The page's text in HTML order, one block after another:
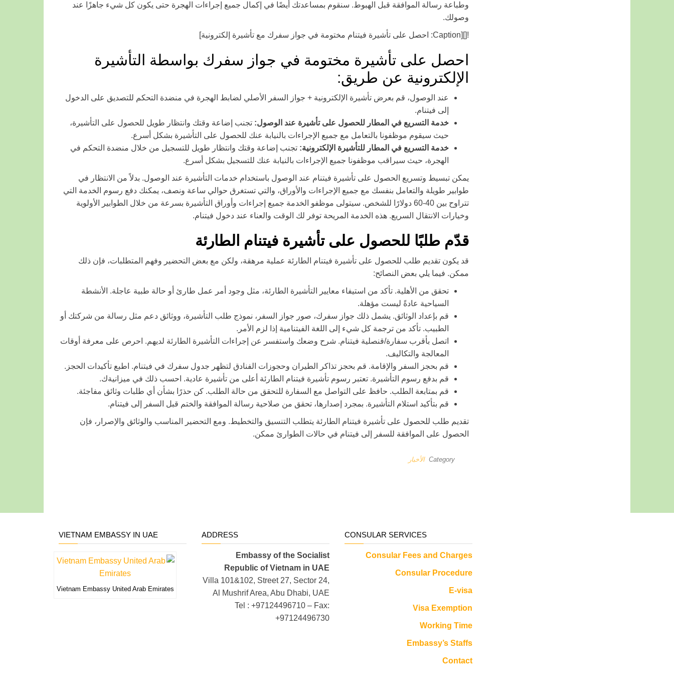
وطباعة رسالة الموافقة قبل الهبوط. سنقوم بمساعدتك أيضًا في إكمال جميع إجراءات الهجرة حتى يكون كل شيء جاهزًا عند
وصولك.
![][Caption: احصل على تأشيرة فيتنام مختومة في جواز سفرك مع تأشيرة إلكترونية]
احصل على تأشيرة مختومة في جواز سفرك بواسطة التأشيرة
الإلكترونية عن طريق:
عند الوصول، قم بعرض تأشيرة الإلكترونية + جواز السفر الأصلي لضابط الهجرة في منضدة التحكم للتصديق على الدخول
إلى فيتنام.
خدمة التسريع في المطار للحصول على تأشيرة عند الوصول: تجنب إضاعة وقتك وانتظار طويل للحصول على التأشيرة،
حيث سيقوم موظفونا بالتعامل مع جميع الإجراءات بالنيابة عنك للحصول على التأشيرة بشكل أسرع.
خدمة التسريع في المطار للتأشيرة الإلكترونية: تجنب إضاعة وقتك وانتظار طويل للتسجيل من خلال منضدة التحكم في
الهجرة، حيث سيراقب موظفونا جميع الإجراءات بالنيابة عنك للتسجيل بشكل أسرع.
يمكن تبسيط وتسريع الحصول على تأشيرة فيتنام عند الوصول باستخدام خدمات التأشيرة عند الوصول. بدلاً من الانتظار في
طوابير طويلة والتعامل بنفسك مع جميع الإجراءات والأوراق، والتي تستغرق حوالي ساعة ونصف، يمكنك دفع رسوم الخدمة التي
تتراوح بين 40-60 دولارًا للشخص. سيتولى موظفو الخدمة جميع إجراءات وأوراق التأشيرة بسرعة من خلال الطوابير الأولوية
وخيارات الانتقال السريع. هذه الخدمة المريحة توفر لك الوقت والعناء عند دخول فيتنام.
قدّم طلبًا للحصول على تأشيرة فيتنام الطارئة
قد يكون تقديم طلب للحصول على تأشيرة فيتنام الطارئة عملية مرهقة، ولكن مع بعض التحضير وفهم المتطلبات، فإن ذلك
ممكن. فيما يلي بعض النصائح:
تحقق من الأهلية. تأكد من استيفاء معايير التأشيرة الطارئة، مثل وجود أمر عمل طارئ أو حالة طبية عاجلة. الأنشطة
السياحية عادةً ليست مؤهلة.
قم بإعداد الوثائق. يشمل ذلك جواز سفرك، صور جواز السفر، نموذج طلب التأشيرة، ووثائق دعم مثل رسالة من شركتك أو
الطبيب. تأكد من ترجمة كل شيء إلى اللغة الفيتنامية إذا لزم الأمر.
اتصل بأقرب سفارة/قنصلية فيتنام. شرح وضعك واستفسر عن إجراءات التأشيرة الطارئة لديهم. احرص على معرفة أوقات
المعالجة والتكاليف.
قم بحجز السفر والإقامة. قم بحجز تذاكر الطيران وحجوزات الفنادق لتظهر جدول سفرك في فيتنام. اطبع تأكيدات الحجز.
قم بدفع رسوم التأشيرة. تعتبر رسوم تأشيرة فيتنام الطارئة أعلى من تأشيرة عادية. احسب ذلك في ميزانيةك.
قم بمتابعة الطلب. حافظ على التواصل مع السفارة للتحقق من حالة الطلب. كن حذرًا بشأن أي طلبات وثائق مفاجئة.
قم بتأكيد استلام التأشيرة. بمجرد إصدارها، تحقق من صلاحية رسالة الموافقة والختم قبل السفر إلى فيتنام.
تقديم طلب للحصول على تأشيرة فيتنام الطارئة يتطلب التنسيق والتخطيط. ومع التحضير المناسب والوثائق والإصرار، فإن
الحصول على الموافقة للسفر إلى فيتنام في حالات الطوارئ ممكن.
Category الأخبار
VIETNAM EMBASSY IN UAE
Vietnam Embassy United Arab Emirates
ADDRESS
Embassy of the Socialist
Republic of Vietnam in UAE
Villa 101&102, Street 27, Sector 24,
Al Mushrif Area, Abu Dhabi, UAE
Tel : +97124496710 – Fax:
+97124496730
CONSULAR SERVICES
Consular Fees and Charges
Consular Procedure
E-visa
Visa Exemption
Working Time
Embassy’s Staffs
Contact